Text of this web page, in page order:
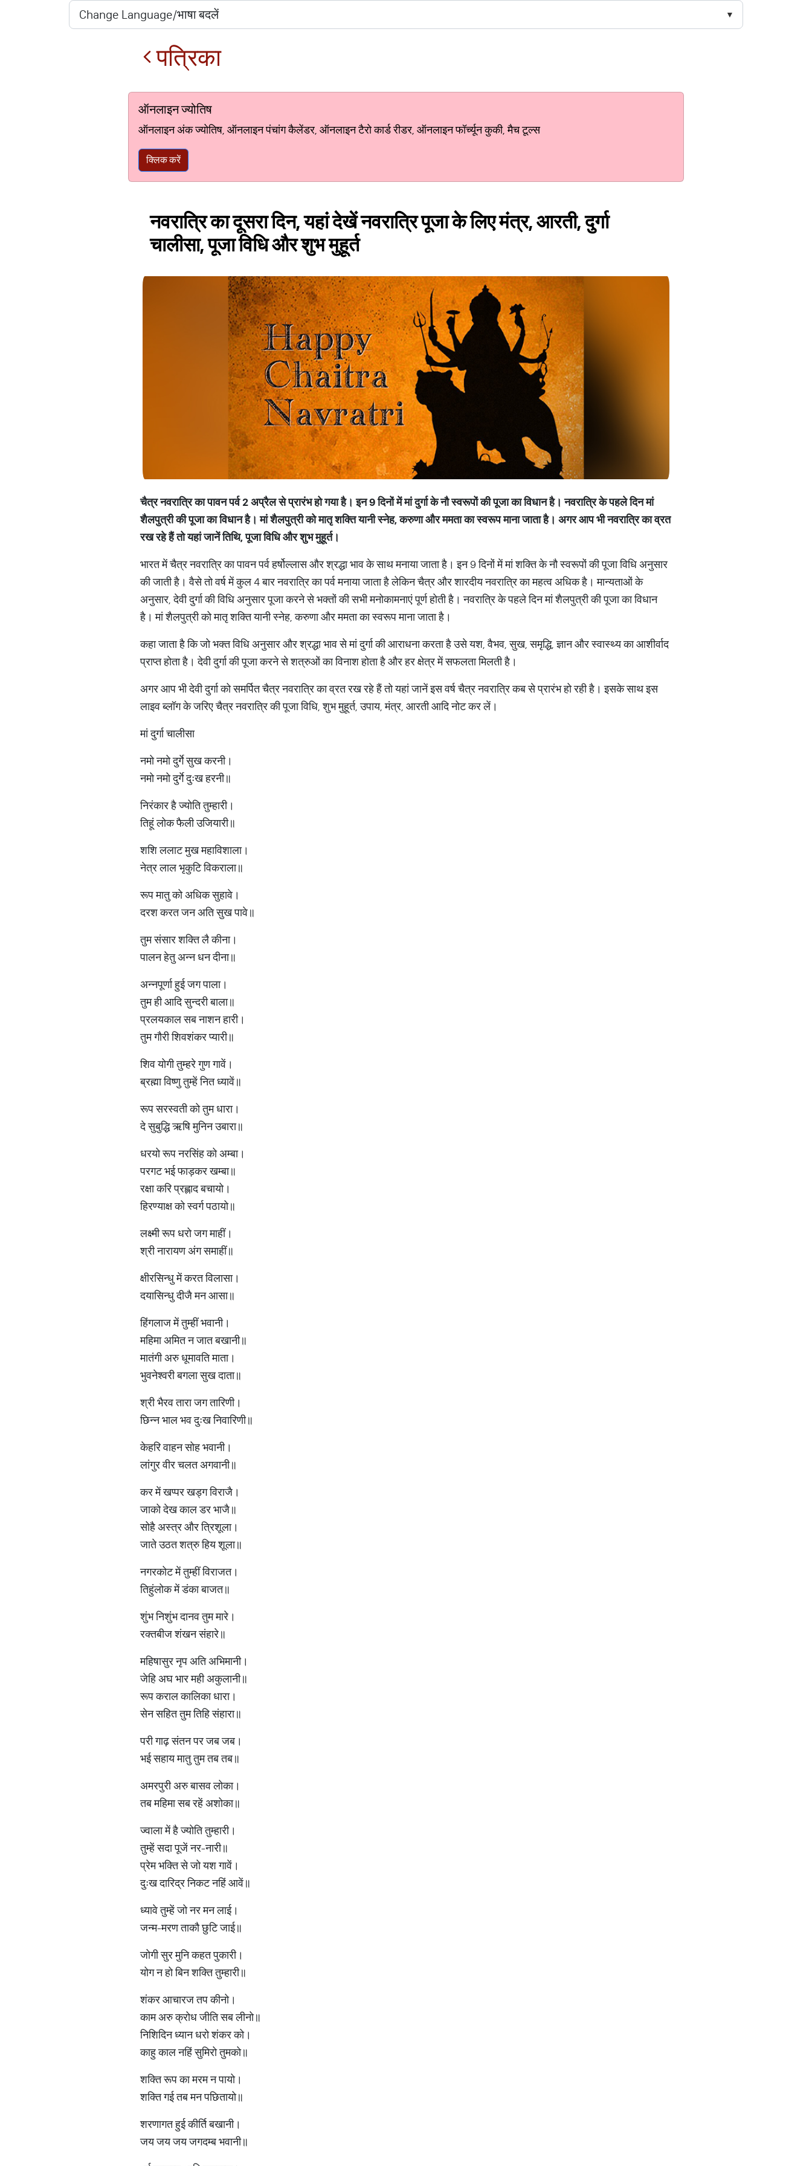
पत्रिका
ऑनलाइन ज्योतिष
ऑनलाइन अंक ज्योतिष, ऑनलाइन पंचांग कैलेंडर, ऑनलाइन टैरो कार्ड रीडर, ऑनलाइन फॉर्च्यून कुकी, मैच टूल्स
क्लिक करें
नवरात्रि का दूसरा दिन, यहां देखें नवरात्रि पूजा के लिए मंत्र, आरती, दुर्गा
चालीसा, पूजा विधि और शुभ मुहूर्त
चैत्र नवरात्रि का पावन पर्व 2 अप्रैल से प्रारंभ हो गया है। इन 9 दिनों में मां दुर्गा के नौ स्वरूपों की पूजा का विधान है। नवरात्रि के पहले दिन मां
शैलपुत्री की पूजा का विधान है। मां शैलपुत्री को मातृ शक्ति यानी स्नेह, करुणा और ममता का स्वरूप माना जाता है। अगर आप भी नवरात्रि का व्रत
रख रहे हैं तो यहां जानें तिथि, पूजा विधि और शुभ मुहूर्त।
भारत में चैत्र नवरात्रि का पावन पर्व हर्षोल्लास और श्रद्धा भाव के साथ मनाया जाता है। इन 9 दिनों में मां शक्ति के नौ स्वरूपों की पूजा विधि अनुसार
की जाती है। वैसे तो वर्ष में कुल 4 बार नवरात्रि का पर्व मनाया जाता है लेकिन चैत्र और शारदीय नवरात्रि का महत्व अधिक है। मान्यताओं के
अनुसार, देवी दुर्गा की विधि अनुसार पूजा करने से भक्तों की सभी मनोकामनाएं पूर्ण होती है। नवरात्रि के पहले दिन मां शैलपुत्री की पूजा का विधान
है। मां शैलपुत्री को मातृ शक्ति यानी स्नेह, करुणा और ममता का स्वरूप माना जाता है।
कहा जाता है कि जो भक्त विधि अनुसार और श्रद्धा भाव से मां दुर्गा की आराधना करता है उसे यश, वैभव, सुख, समृद्धि, ज्ञान और स्वास्थ्य का आशीर्वाद
प्राप्त होता है। देवी दुर्गा की पूजा करने से शत्रुओं का विनाश होता है और हर क्षेत्र में सफलता मिलती है।
अगर आप भी देवी दुर्गा को समर्पित चैत्र नवरात्रि का व्रत रख रहे हैं तो यहां जानें इस वर्ष चैत्र नवरात्रि कब से प्रारंभ हो रही है। इसके साथ इस
लाइव ब्लॉग के जरिए चैत्र नवरात्रि की पूजा विधि, शुभ मुहूर्त, उपाय, मंत्र, आरती आदि नोट कर लें।
मां दुर्गा चालीसा
नमो नमो दुर्गे सुख करनी।
नमो नमो दुर्गे दुःख हरनी॥
निरंकार है ज्योति तुम्हारी।
तिहूं लोक फैली उजियारी॥
शशि ललाट मुख महाविशाला।
नेत्र लाल भृकुटि विकराला॥
रूप मातु को अधिक सुहावे।
दरश करत जन अति सुख पावे॥
तुम संसार शक्ति लै कीना।
पालन हेतु अन्न धन दीना॥
अन्नपूर्णा हुई जग पाला।
तुम ही आदि सुन्दरी बाला॥
प्रलयकाल सब नाशन हारी।
तुम गौरी शिवशंकर प्यारी॥
शिव योगी तुम्हरे गुण गावें।
ब्रह्मा विष्णु तुम्हें नित ध्यावें॥
रूप सरस्वती को तुम धारा।
दे सुबुद्धि ऋषि मुनिन उबारा॥
धरयो रूप नरसिंह को अम्बा।
परगट भई फाड़कर खम्बा॥
रक्षा करि प्रह्लाद बचायो।
हिरण्याक्ष को स्वर्ग पठायो॥
लक्ष्मी रूप धरो जग माहीं।
श्री नारायण अंग समाहीं॥
क्षीरसिन्धु में करत विलासा।
दयासिन्धु दीजै मन आसा॥
हिंगलाज में तुम्हीं भवानी।
महिमा अमित न जात बखानी॥
मातंगी अरु धूमावति माता।
भुवनेश्वरी बगला सुख दाता॥
श्री भैरव तारा जग तारिणी।
छिन्न भाल भव दुःख निवारिणी॥
केहरि वाहन सोह भवानी।
लांगुर वीर चलत अगवानी॥
कर में खप्पर खड्ग विराजै।
जाको देख काल डर भाजै॥
सोहै अस्त्र और त्रिशूला।
जाते उठत शत्रु हिय शूला॥
नगरकोट में तुम्हीं विराजत।
तिहुंलोक में डंका बाजत॥
शुंभ निशुंभ दानव तुम मारे।
रक्तबीज शंखन संहारे॥
महिषासुर नृप अति अभिमानी।
जेहि अघ भार मही अकुलानी॥
रूप कराल कालिका धारा।
सेन सहित तुम तिहि संहारा॥
परी गाढ़ संतन पर जब जब।
भई सहाय मातु तुम तब तब॥
अमरपुरी अरु बासव लोका।
तब महिमा सब रहें अशोका॥
ज्वाला में है ज्योति तुम्हारी।
तुम्हें सदा पूजें नर-नारी॥
प्रेम भक्ति से जो यश गावें।
दुःख दारिद्र निकट नहिं आवें॥
ध्यावे तुम्हें जो नर मन लाई।
जन्म-मरण ताकौ छुटि जाई॥
जोगी सुर मुनि कहत पुकारी।
योग न हो बिन शक्ति तुम्हारी॥
शंकर आचारज तप कीनो।
काम अरु क्रोध जीति सब लीनो॥
निशिदिन ध्यान धरो शंकर को।
काहु काल नहिं सुमिरो तुमको॥
शक्ति रूप का मरम न पायो।
शक्ति गई तब मन पछितायो॥
शरणागत हुई कीर्ति बखानी।
जय जय जय जगदम्ब भवानी॥